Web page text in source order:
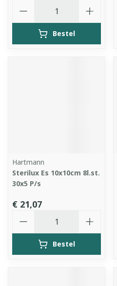
Bestel
Hartmann
Sterilux Es 10x10cm 8l.st.
30x5 P/s
€ 21,07
Bestel